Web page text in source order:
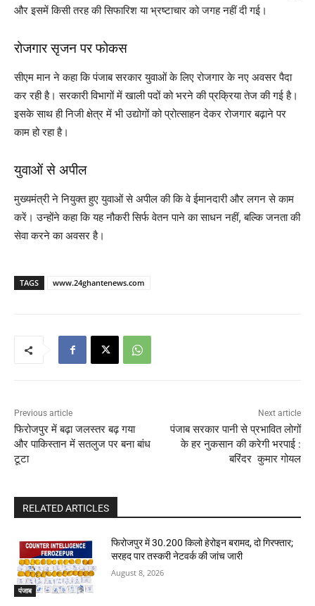
और इसमें किसी तरह की सिफारिश या भ्रष्टाचार को जगह नहीं दी गई।
रोजगार सृजन पर फोकस
सीएम मान ने कहा कि पंजाब सरकार युवाओं के लिए रोजगार के नए अवसर पैदा
कर रही है। सरकारी विभागों में खाली पदों को भरने की प्रक्रिया तेज की गई है।
इसके साथ ही निजी क्षेत्र में भी उद्योगों को प्रोत्साहन देकर रोजगार बढ़ाने पर
काम हो रहा है।
युवाओं से अपील
मुख्यमंत्री ने नियुक्त हुए युवाओं से अपील की कि वे ईमानदारी और लगन से काम
करें। उन्होंने कहा कि यह नौकरी सिर्फ वेतन पाने का साधन नहीं, बल्कि जनता की
सेवा करने का अवसर है।
TAGS www.24ghantenews.com
Previous article
फिरोजपुर में बढ़ा जलस्तर बढ़ गया
और पाकिस्तान में सतलुज पर बना बांध
टूटा
Next article
पंजाब सरकार पानी से प्रभावित लोगों
के हर नुकसान की करेगी भरपाई :
बरिंदर कुमार गोयल
RELATED ARTICLES
पंजाब
फिरोजपुर में 30.200 किलो हेरोइन बरामद, दो गिरफ्तार;
सरहद पार तस्करी नेटवर्क की जांच जारी
August 8, 2026